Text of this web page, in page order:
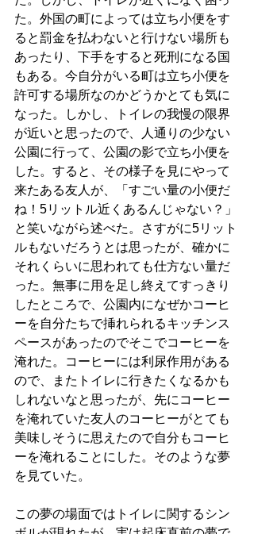
た。外国の町によっては立ち小便をす
ると罰金を払わないと行けない場所も
あったり、下手をすると死刑になる国
もある。今自分がいる町は立ち小便を
許可する場所なのかどうかとても気に
なった。しかし、トイレの我慢の限界
が近いと思ったので、人通りの少ない
公園に行って、公園の影で立ち小便を
した。すると、その様子を見にやって
来たある友人が、「すごい量の小便だ
ね！5リットル近くあるんじゃない？」
と笑いながら述べた。さすがに5リット
ルもないだろうとは思ったが、確かに
それくらいに思われても仕方ない量だ
った。無事に用を足し終えてすっきり
したところで、公園内になぜかコーヒ
ーを自分たちで挿れられるキッチンス
ペースがあったのでそこでコーヒーを
淹れた。コーヒーには利尿作用がある
ので、またトイレに行きたくなるかも
しれないなと思ったが、先にコーヒー
を淹れていた友人のコーヒーがとても
美味しそうに思えたので自分もコーヒ
ーを淹れることにした。そのような夢
を見ていた。
この夢の場面ではトイレに関するシン